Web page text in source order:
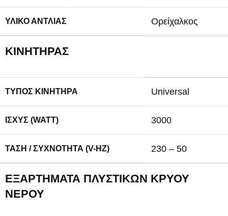
ΥΛΙΚΌ ΑΝΤΛΊΑΣ Ορείχαλκος
ΚΙΝΗΤΉΡΑΣ
ΤΎΠΟΣ ΚΙΝΗΤΉΡΑ Universal
ΙΣΧΎΣ (WATT) 3000
ΤΆΣΗ / ΣΥΧΝΌΤΗΤΑ (V-HZ) 230 – 50
ΕΞΑΡΤΉΜΑΤΑ ΠΛΥΣΤΙΚΏΝ ΚΡΎΟΥ
ΝΕΡΟΎ